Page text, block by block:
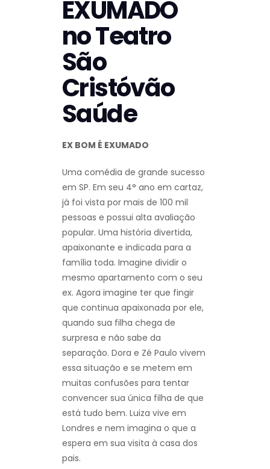
EXUMADO
no Teatro
São
Cristóvão
Saúde
EX BOM É EXUMADO
Uma comédia de grande sucesso
em SP. Em seu 4° ano em cartaz,
já foi vista por mais de 100 mil
pessoas e possui alta avaliação
popular. Uma história divertida,
apaixonante e indicada para a
família toda. Imagine dividir o
mesmo apartamento com o seu
ex. Agora imagine ter que fingir
que continua apaixonada por ele,
quando sua filha chega de
surpresa e não sabe da
separação. Dora e Zé Paulo vivem
essa situação e se metem em
muitas confusões para tentar
convencer sua única filha de que
está tudo bem. Luiza vive em
Londres e nem imagina o que a
espera em sua visita à casa dos
pais.